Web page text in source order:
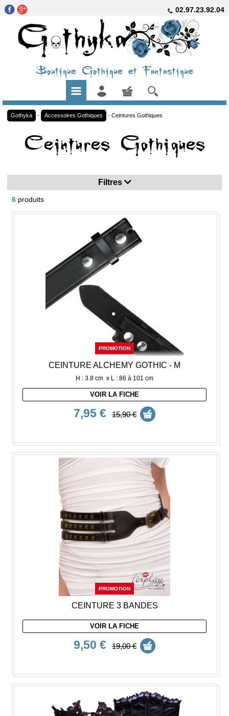
02.97.23.92.04
Boutique Gothique et Fantastique
Gothyka - Accessoires Gothiques - Ceintures Gothiques
Ceintures Gothiques
Filtres
6 produits
PROMOTION
CEINTURE ALCHEMY GOTHIC - M
H : 3.8 cm x L : 86 à 101 cm
VOIR LA FICHE
7,95 € 15,90 €
PROMOTION
CEINTURE 3 BANDES
VOIR LA FICHE
9,50 € 19,00 €